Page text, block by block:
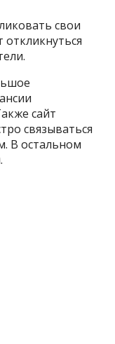
свои
сайт
связываться
В остальном